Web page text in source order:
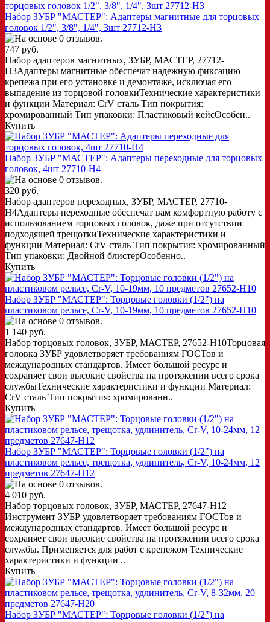
Набор ЗУБР "МАСТЕР": Адаптеры магнитные для торцовых
головок 1/2", 3/8", 1/4", 3шт 27712-H3
747 руб.
Набор адаптеров магнитных, ЗУБР, МАСТЕР, 27712-
H3Адаптеры магнитные обеспечат надежную фиксацию
крепежа при его установке и демонтаже, исключая его
выпадение из торцовой головкиТехнические характеристики
и функции Материал: CrV сталь Тип покрытия:
хромированный Тип упаковки: Пластиковый кейсОсобен..
Купить
Набор ЗУБР "МАСТЕР": Адаптеры переходные для торцовых
головок, 4шт 27710-H4
320 руб.
Набор адаптеров переходных, ЗУБР, МАСТЕР, 27710-
H4Адаптеры переходные обеспечат вам комфортную работу с
использованием торцовых головок, даже при отсутствии
подходящей трещоткиТехнические характеристики и
функции Материал: CrV сталь Тип покрытия: хромированный
Тип упаковки: Двойной блистерОсобенно..
Купить
Набор ЗУБР "МАСТЕР": Торцовые головки (1/2") на
пластиковом рельсе, Cr-V, 10-19мм, 10 предметов 27652-H10
1 140 руб.
Набор торцовых головок, ЗУБР, МАСТЕР, 27652-H10Торцовая
головка ЗУБР удовлетворяет требованиям ГОСТов и
международных стандартов. Имеет большой ресурс и
сохраняет свои высокие свойства на протяжении всего срока
службыТехнические характеристики и функции Материал:
CrV сталь Тип покрытия: хромированн..
Купить
Набор ЗУБР "МАСТЕР": Торцовые головки (1/2") на
пластиковом рельсе, трещотка, удлинитель, Cr-V, 10-24мм, 12
предметов 27647-H12
4 010 руб.
Набор торцовых головок, ЗУБР, МАСТЕР, 27647-H12
Инструмент ЗУБР удовлетворяет требованиям ГОСТов и
международных стандартов. Имеет большой ресурс и
сохраняет свои высокие свойства на протяжении всего срока
службы. Применяется для работ с крепежом Технические
характеристики и функции ..
Купить
Набор ЗУБР "МАСТЕР": Торцовые головки (1/2") на